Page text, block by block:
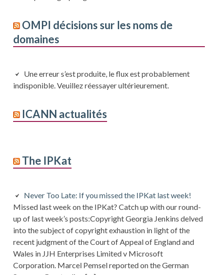
OMPI décisions sur les noms de
domaines
Une erreur s’est produite, le flux est probablement
indisponible. Veuillez réessayer ultérieurement.
ICANN actualités
The IPKat
Never Too Late: If you missed the IPKat last week!
Missed last week on the IPKat? Catch up with our round-
up of last week’s posts:Copyright Georgia Jenkins delved
into the subject of copyright exhaustion in light of the
recent judgment of the Court of Appeal of England and
Wales in JJH Enterprises Limited v Microsoft
Corporation. Marcel Pemsel reported on the German